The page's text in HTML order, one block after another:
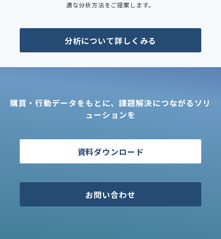
適な分析方法をご提案します。
分析について詳しくみる
購買・行動データをもとに、課題解決につながるソリ
ューションを
資料ダウンロード
お問い合わせ